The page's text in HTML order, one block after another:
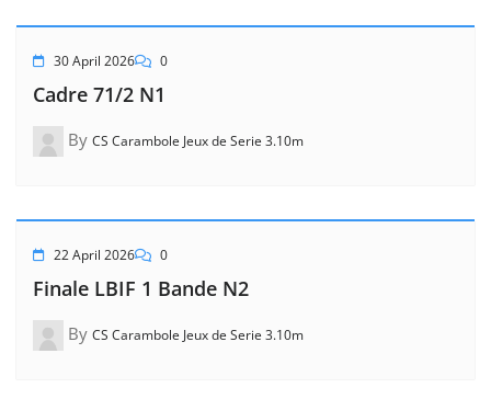
30 April 2026 0
Cadre 71/2 N1
By CS Carambole Jeux de Serie 3.10m
22 April 2026 0
Finale LBIF 1 Bande N2
By CS Carambole Jeux de Serie 3.10m